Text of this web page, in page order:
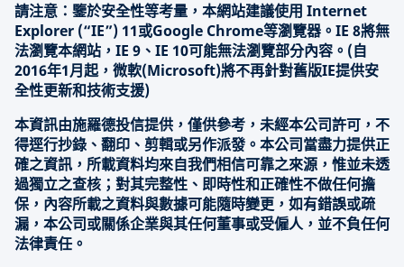
請注意：鑒於安全性等考量，本網站建議使用 Internet
Explorer (“IE”) 11或Google Chrome等瀏覽器。IE 8將無
法瀏覽本網站，IE 9、IE 10可能無法瀏覽部分內容。(自
2016年1月起，微軟(Microsoft)將不再針對舊版IE提供安
全性更新和技術支援)
本資訊由施羅德投信提供，僅供參考，未經本公司許可，不
得逕行抄錄、翻印、剪輯或另作派發。本公司當盡力提供正
確之資訊，所載資料均來自我們相信可靠之來源，惟並未透
過獨立之查核；對其完整性、即時性和正確性不做任何擔
保，內容所載之資料與數據可能隨時變更，如有錯誤或疏
漏，本公司或關係企業與其任何董事或受僱人，並不負任何
法律責任。